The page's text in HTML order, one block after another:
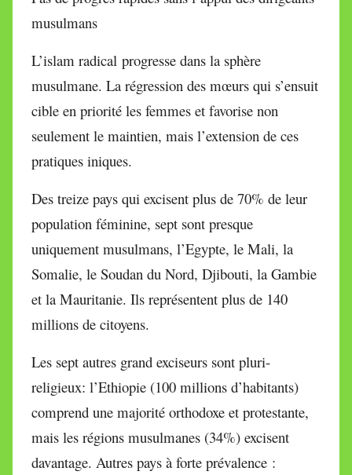
musulmans
L’islam radical progresse dans la sphère
musulmane. La régression des mœurs qui s’ensuit
cible en priorité les femmes et favorise non
seulement le maintien, mais l’extension de ces
pratiques iniques.
Des treize pays qui excisent plus de 70% de leur
population féminine, sept sont presque
uniquement musulmans, l’Egypte, le Mali, la
Somalie, le Soudan du Nord, Djibouti, la Gambie
et la Mauritanie. Ils représentent plus de 140
millions de citoyens.
Les sept autres grand exciseurs sont pluri-
religieux: l’Ethiopie (100 millions d’habitants)
comprend une majorité orthodoxe et protestante,
mais les régions musulmanes (34%) excisent
davantage. Autres pays à forte prévalence :